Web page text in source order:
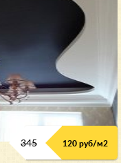
345 120 руб/м2